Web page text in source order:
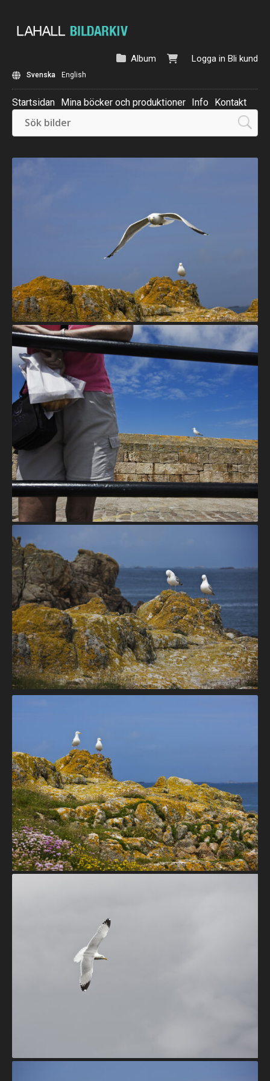
Logga in Bli kund
Album
Svenska English
Startsidan Mina böcker och produktioner Info Kontakt
Beställ: Kalender 2025